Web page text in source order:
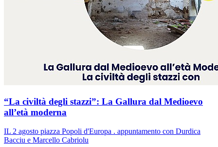
“La civiltà degli stazzi”: La Gallura dal Medioevo
all’età moderna
IL 2 agosto piazza Popoli d'Europa . appuntamento con Durdica
Bacciu e Marcello Cabriolu